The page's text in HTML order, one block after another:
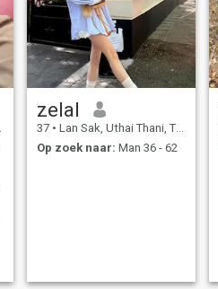
zelal
37 • Lan Sak, Uthai Thani, Thailand
Op zoek naar: Man 36 - 62